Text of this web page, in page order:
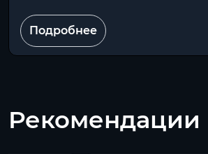
Подробнее
Рекомендации